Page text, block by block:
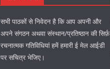
सभी पाठकों से निवेदन है कि आप अपनी और
अपने संगठन अथवा संस्थान/प्रतिष्ठान की सिर्फ़
रचनात्मक गतिविधियां हमें हमारी ई मेल आईडी
पर सचित्र भेजिए।